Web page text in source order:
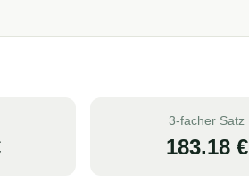
3-facher Satz
183.18€